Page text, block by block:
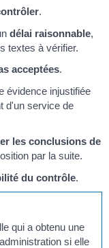
.
délai raisonnable,
textes à vérifier.
acceptées.
évidence injustifiée
d'un service de
les conclusions de
par la suite.
du contrôle.
qui a obtenu une
si elle